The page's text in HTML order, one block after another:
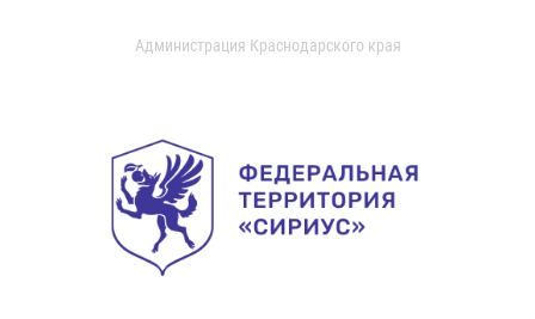
Администрация Краснодарского края